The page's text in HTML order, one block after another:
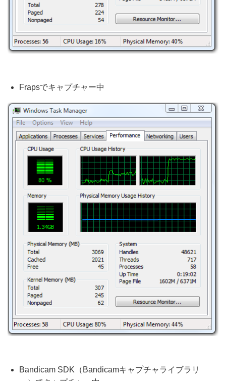
Frapsでキャプチャー中
Bandicam SDK（Bandicamキャプチャライブラリ